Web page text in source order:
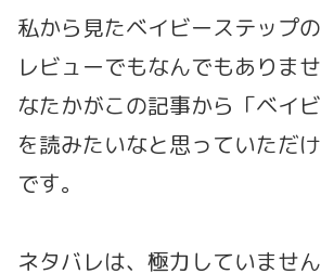
私から見たベイビーステップの
レビューでもなんでもありま
なたかがこの記事から「ベイ
を読みたいなと思っていただ
です。
ネタバレは、極力していませ